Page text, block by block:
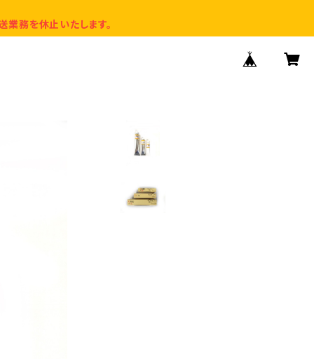
務を休止いたします。